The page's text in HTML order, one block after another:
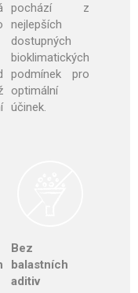
pochází z
nejlepších
dostupných
bioklimatických
podmínek pro
optimální
účinek.
Bez
balastních
aditiv